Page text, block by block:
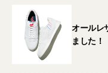
オールレ
ました！